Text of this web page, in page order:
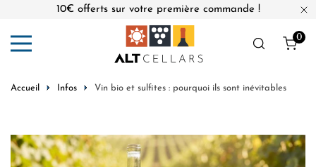
10€ offerts sur votre première commande !
0
Accueil Infos Vin bio et sulfites : pourquoi ils sont inévitables